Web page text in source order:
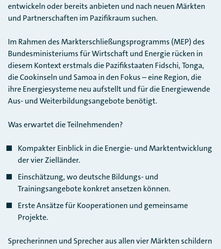
entwickeln oder bereits anbieten und nach neuen Märkten
und Partnerschaften im Pazifikraum suchen.
Im Rahmen des Markterschließungsprogramms (MEP) des
Bundesministeriums für Wirtschaft und Energie rücken in
diesem Kontext erstmals die Pazifikstaaten Fidschi, Tonga,
die Cookinseln und Samoa in den Fokus – eine Region, die
ihre Energiesysteme neu aufstellt und für die Energiewende
Aus- und Weiterbildungsangebote benötigt.
Was erwartet die Teilnehmenden?
Kompakter Einblick in die Energie- und Marktentwicklung
der vier Zielländer.
Einschätzung, wo deutsche Bildungs- und
Trainingsangebote konkret ansetzen können.
Erste Ansätze für Kooperationen und gemeinsame
Projekte.
Sprecherinnen und Sprecher aus allen vier Märkten schildern